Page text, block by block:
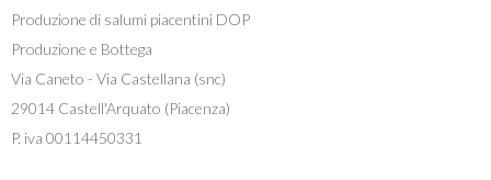
Produzione di salumi piacentini DOP
Produzione e Bottega
Via Caneto - Via Castellana (snc)
29014 Castell'Arquato (Piacenza)
P. iva 00114450331